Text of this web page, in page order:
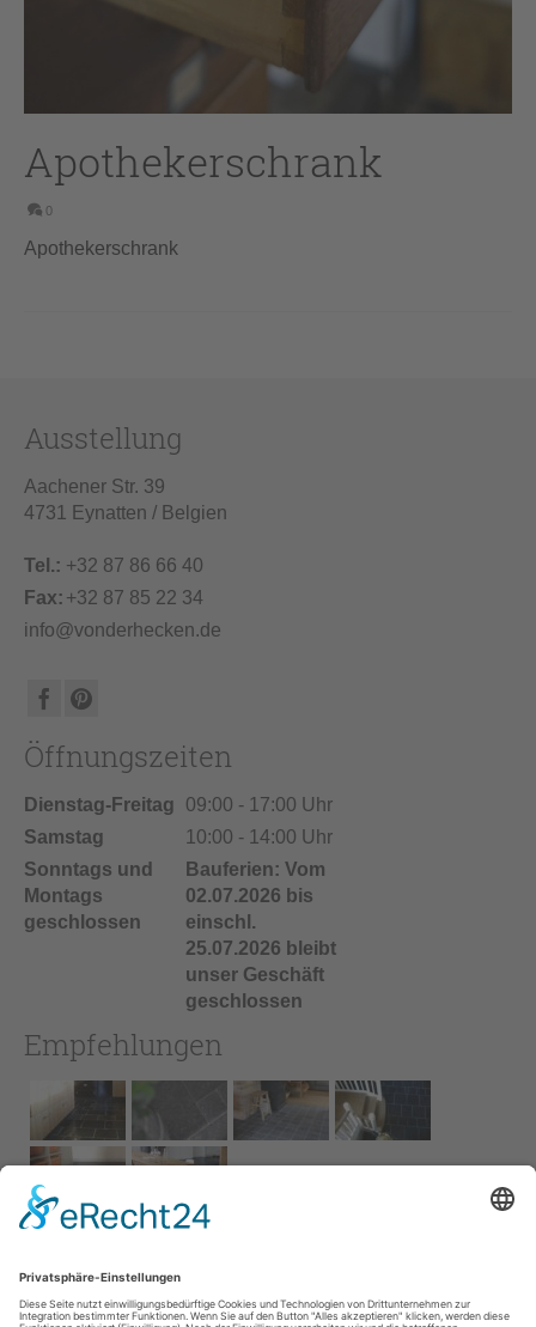
Apothekerschrank
0
Apothekerschrank
Ausstellung
Aachener Str. 39
4731 Eynatten / Belgien
Tel.: +32 87 86 66 40
Fax: +32 87 85 22 34
info@vonderhecken.de
Öffnungszeiten
Dienstag-Freitag
09:00 - 17:00 Uhr
Samstag
10:00 - 14:00 Uhr
Sonntags und
Montags
geschlossen
Bauferien: Vom
02.07.2026 bis
einschl.
25.07.2026 bleibt
unser Geschäft
geschlossen
Empfehlungen
Impressum